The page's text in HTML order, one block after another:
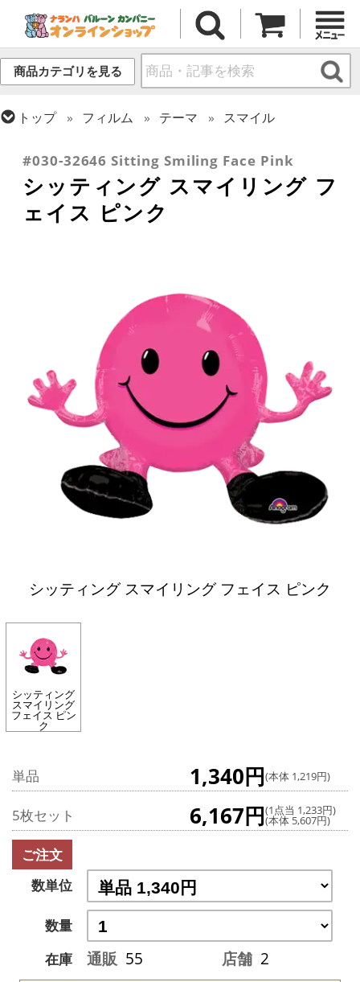
商品カテゴリを見る
トップ フィルム テーマ
スマイル
エアー・スタンディング(空気自立型) バルーン
#030-32646 Sitting Smiling Face Pink
シッティング スマイリング フ
ェイス ピンク
シッティング スマイリング フェイス ピンク
シッティング
スマイリング
フェイス ピン
ク
単品 1,340円(本体 1,219円)
5枚セット 6,167円(1点当 1,233円)
(本体 5,607円)
ご注文
数単位
数量
在庫
通販 55 店舗 2